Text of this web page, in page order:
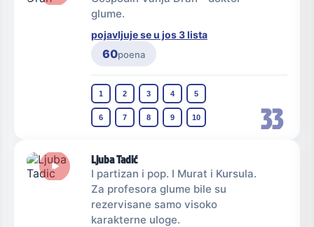
33
glume.
pojavljuje se u jos 3 lista
60poena
1 2 3 4 5
6 7 8 9 10
Ljuba Tadić
I partizan i pop. I Murat i Kursula.
Za profesora glume bile su
rezervisane samo visoko
karakterne uloge.